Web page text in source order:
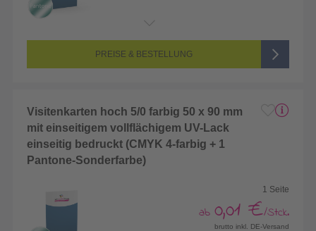
Seitenanzahl: 1-seitig (Vorderseite bedruckt, Rückseite unbedruckt)
5/0-farbig (vollfarbig bedruckt + 1 Sonderfarbe)
PREISE & BESTELLUNG
Visitenkarten hoch 5/0 farbig 50 x 90 mm
mit einseitigem vollflächigem UV-Lack
einseitig bedruckt (CMYK 4-farbig + 1
Pantone-Sonderfarbe)
1 Seite
ab 0,01 €/Stck.
brutto inkl. DE-Versand